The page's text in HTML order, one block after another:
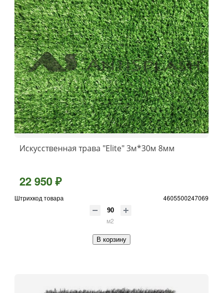
Искусственная трава "Elite" 3м*30м 8мм
22 950 ₽
Штрихкод товара 4605500247069
м2
В корзину